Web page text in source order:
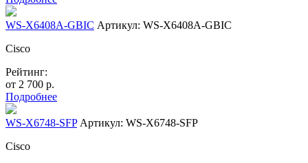
WS-X6408A-GBIC Артикул: WS-X6408A-GBIC
Cisco
Рейтинг:
от 2 700 р.
Подробнее
WS-X6748-SFP Артикул: WS-X6748-SFP
Cisco